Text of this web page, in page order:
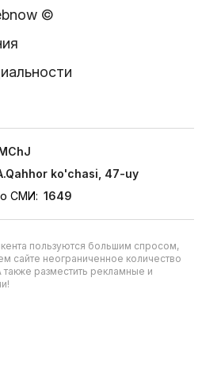
©
ko'chasi, 47-uy
СМИ: 1649
пользуются большим спросом,
сайте неограниченное количество
также разместить рекламные и